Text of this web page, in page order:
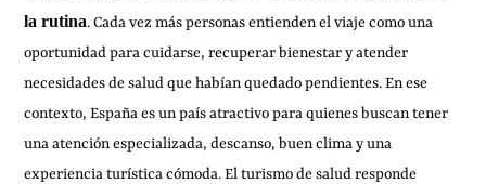
la rutina. Cada vez más personas entienden el viaje como una
oportunidad para cuidarse, recuperar bienestar y atender
necesidades de salud que habían quedado pendientes. En ese
contexto, España es un país atractivo para quienes buscan tener
una atención especializada, descanso, buen clima y una
experiencia turística cómoda. El turismo de salud responde